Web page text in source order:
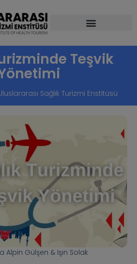
Teşvik
Sağlık Turizmi Enstitüsü
Alpin Gülşen & Işın Solak